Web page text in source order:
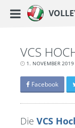
https://www.vc-
Zum
Haupt-
VCS
1. NOVEMBER 2019
-
Facebook
Die VCS